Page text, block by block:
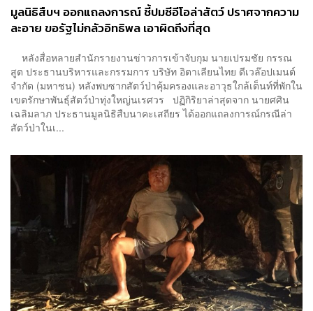
มูลนิธิสืบฯ ออกแถลงการณ์ ชี้ปมซีอีโอล่าสัตว์ ปราศจากความ
ละอาย ขอรัฐไม่กลัวอิทธิพล เอาผิดถึงที่สุด
หลังสื่อหลายสำนักรายงานข่าวการเข้าจับกุม นายเปรมชัย กรรณ
สูต ประธานบริหารและกรรมการ บริษัท อิตาเลียนไทย ดีเวล๊อปเมนต์
จำกัด (มหาชน) หลังพบซากสัตว์ป่าคุ้มครองและอาวุธใกล้เต็นท์ที่พักใน
เขตรักษาพันธุ์สัตว์ป่าทุ่งใหญ่นเรศวร ปฏิกิริยาล่าสุดจาก นายศศิน
เฉลิมลาภ ประธานมูลนิธิสืบนาคะเสถียร ได้ออกแถลงการณ์กรณีล่า
สัตว์ป่าในเ...